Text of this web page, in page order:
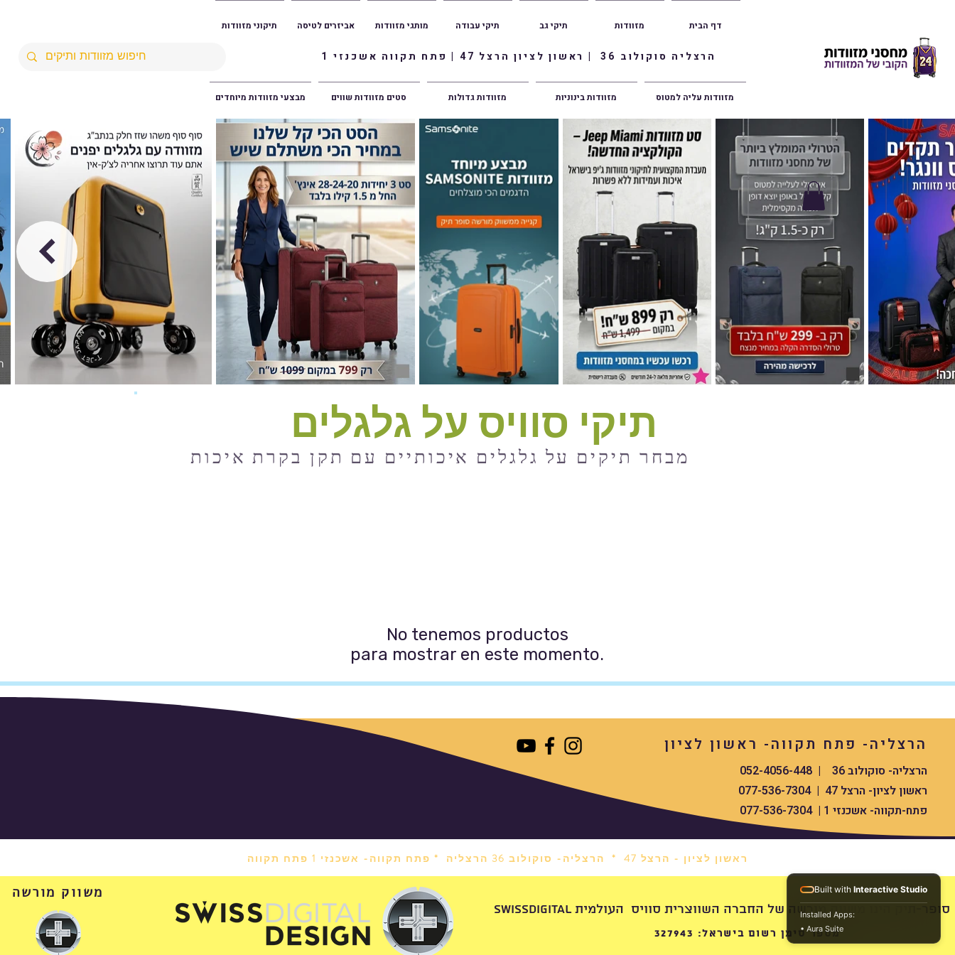
הרצליה סוקולוב 36 | ראשון לציון הרצל 47 | פתח תקווה אשכנזי 1
תיקוני מזוודות אביזרים לטיסה מותגי מזוודות תיקי עבודה תיקי גב מזוודות דף הבית
מבצעי מזוודות מיוחדים סטים מזוודות שווים מזוודות גדולות מזוודות בינוניות מזוודות עליה למטוס
תיקי סוויס על גלגלים
מבחר תיקים על גלגלים איכותיים עם תקן בקרת איכות
No tenemos productos
para mostrar en este momento.
הרצליה- פתח תקווה- ראשון לציון
הרצליה- סוקולוב 36 | 052-4056-448
ראשון לציון- הרצל 47 | 077-536-7304
פתח-תקווה- אשכנזי 1 | 077-536-7304
ראשון לציון - הרצל 47 * הרצליה- סוקולוב 36 הרצליה * פתח תקווה- אשכנזי 1 פתח תקווה
משווק מורשה
מספר סימן רשום בישראל: 327943
Built with Interactive Studio
Installed Apps:
• Aura Suite